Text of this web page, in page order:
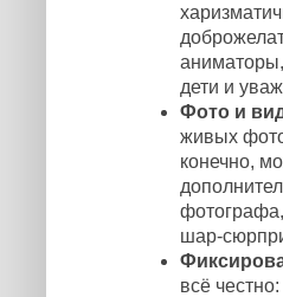
дети и
Фото и
живых
конечно,
шар-
всё